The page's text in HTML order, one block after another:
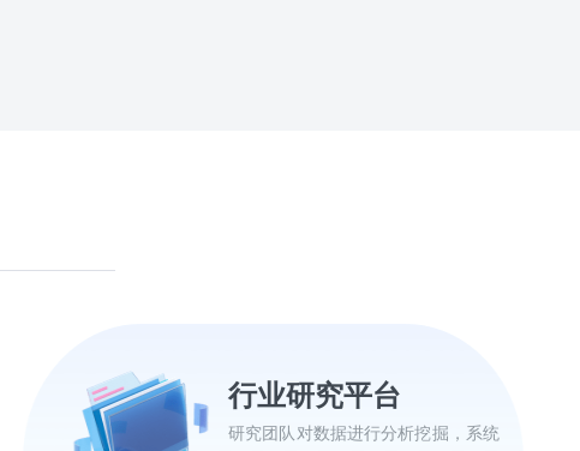
行业研究平台
研究团队对数据进行分析挖掘，系统